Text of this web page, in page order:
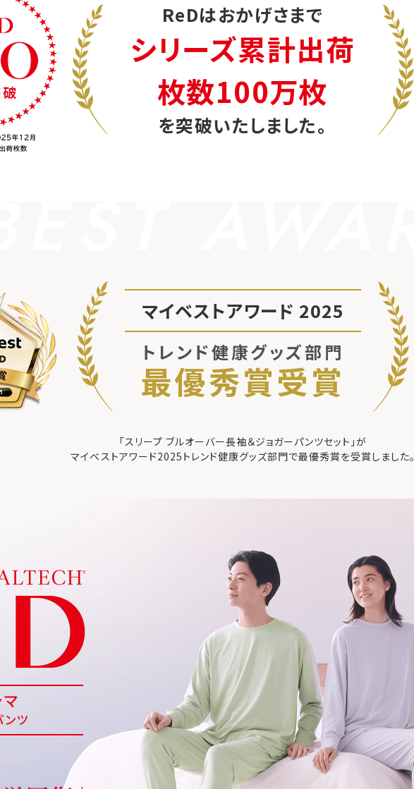
ReDはおかげさまで
シリーズ累計出荷
枚数100万枚
を突破いたしました。
マイベストアワード 2025
トレンド健康グッズ部門
最優秀賞受賞
「スリープ ブルオーバー長袖＆ジョガーパンツセット」が
マイベストアワード2025 トレンド健康グッズ部門で最優秀賞を受賞しました。